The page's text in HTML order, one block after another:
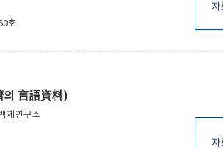
호
자
의 言語資料)
제연구소
자